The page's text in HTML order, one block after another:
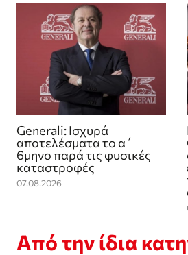
Generali: Ισχυρά
αποτελέσματα το α΄
6μηνο παρά τις φυσικές
καταστροφές
07.08.2026
Από την ίδια